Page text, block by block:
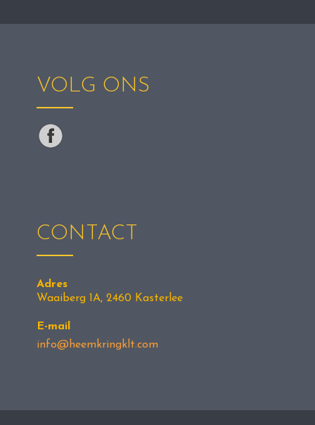
VOLG ONS
CONTACT
Adres
Waaiberg 1A, 2460 Kasterlee
E-mail
info@heemkringklt.com